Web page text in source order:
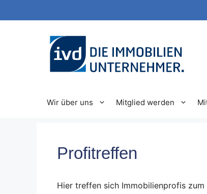
Inhalt
Wir über uns Mitglied werden
Profitreffen
Hier treffen sich Immobilienprofis